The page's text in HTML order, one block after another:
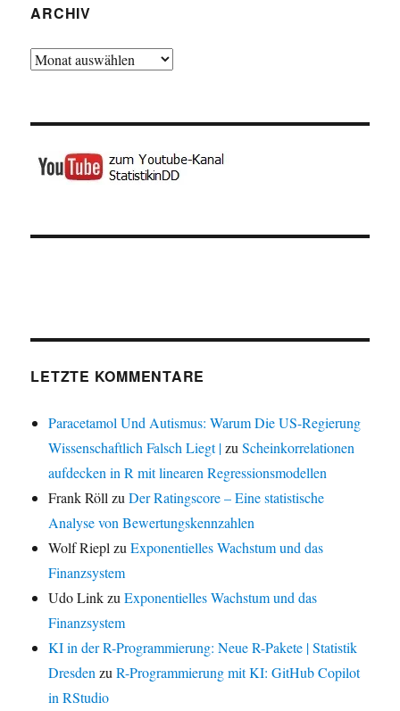
ARCHIV
Archiv
LETZTE KOMMENTARE
Paracetamol Und Autismus: Warum Die US-Regierung
Wissenschaftlich Falsch Liegt |zuScheinkorrelationen
aufdecken in R mit linearen Regressionsmodellen
Frank Röll zuDer Ratingscore – Eine statistische
Analyse von Bewertungskennzahlen
Wolf Riepl zuExponentielles Wachstum und das
Finanzsystem
Udo LinkzuExponentielles Wachstum und das
Finanzsystem
KI in der R-Programmierung: Neue R-Pakete | Statistik
Dresden zuR-Programmierung mit KI: GitHub Copilot
in RStudio